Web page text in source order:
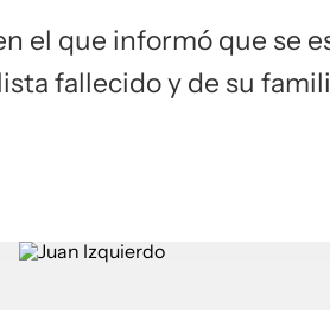
el que informó que se
fallecido y de su